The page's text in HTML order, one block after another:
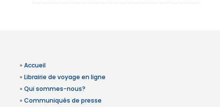
» Accueil
» Librairie de voyage en ligne
» Qui sommes-nous?
» Communiqués de presse